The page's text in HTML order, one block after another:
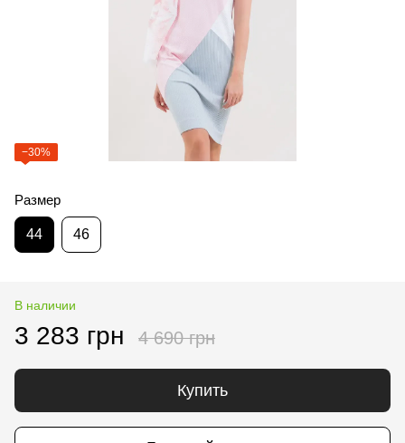
−30%
Размер
44 46
В наличии
3 283 грн 4 690 грн
Купить